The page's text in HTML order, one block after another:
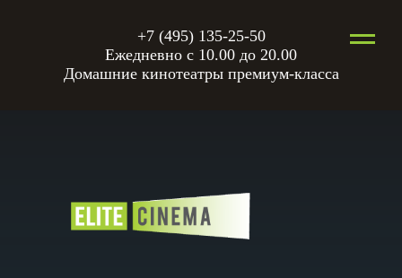
+7 (495) 135-25-50
Ежедневно с 10.00 до 20.00
Домашние кинотеатры премиум-класса